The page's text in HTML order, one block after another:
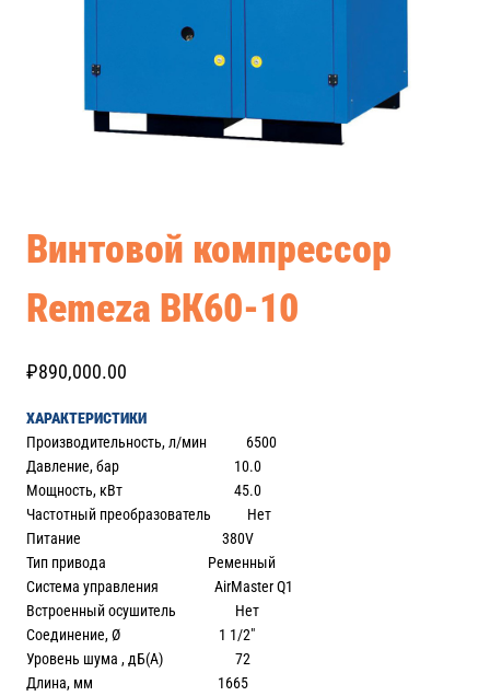
Винтовой компрессор
Remeza ВК60-10
₽890,000.00
ХАРАКТЕРИСТИКИ
Производительность, л/мин 6500
Давление, бар 10.0
Мощность, кВт 45.0
Частотный преобразователь Нет
Питание 380V
Тип привода Ременный
Система управления AirMaster Q1
Встроенный осушитель Нет
Соединение, Ø 1 1/2″
Уровень шума , дБ(А) 72
Длина, мм 1665